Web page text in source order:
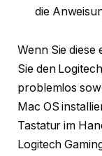
die
Wenn Sie
Sie den
problemlos
Mac OS
Tastatur im
Logitech